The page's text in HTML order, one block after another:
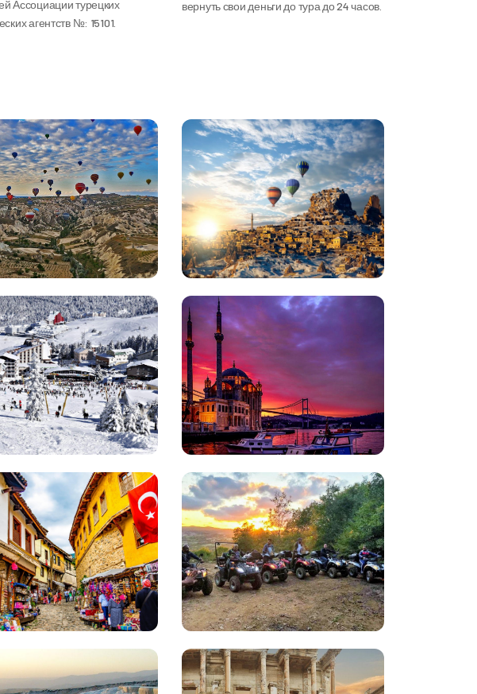
Ассоциации турецких
агентств №: 15101.
вернуть свои деньги до тура до 24 часов.